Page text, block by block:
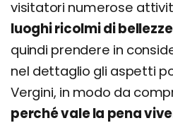
visitatori numerose
luoghi ricolmi di
quindi prendere in
nel dettaglio gli aspetti
Vergini, in modo da
perché vale la pena